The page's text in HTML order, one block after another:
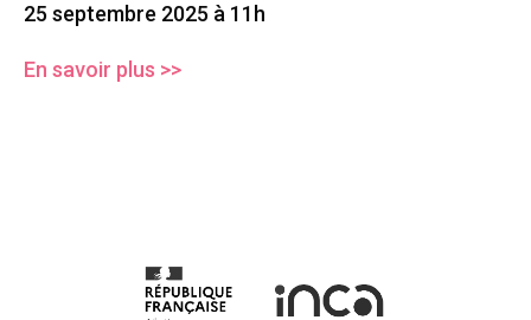
25 septembre 2025 à 11h
En savoir plus >>